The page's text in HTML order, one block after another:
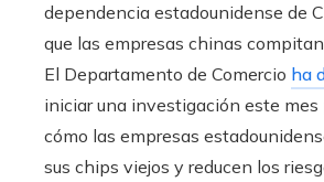
dependencia estadounidense de
que las empresas chinas
El Departamento de Comercio ha
iniciar una investigación este
cómo las empresas
sus chips viejos y reducen los